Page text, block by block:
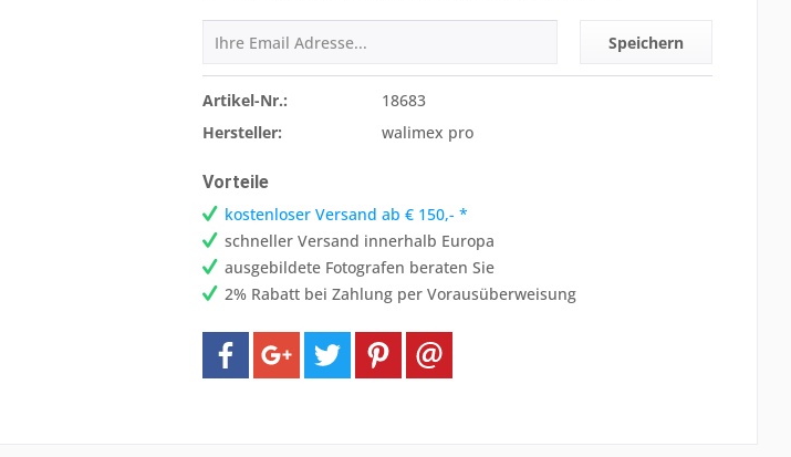
Speichern
Artikel-Nr.:
18683
Hersteller:
walimex pro
Vorteile
kostenloser Versand ab € 150,- *
schneller Versand innerhalb Europa
ausgebildete Fotografen beraten Sie
2% Rabatt bei Zahlung per Vorausüberweisung